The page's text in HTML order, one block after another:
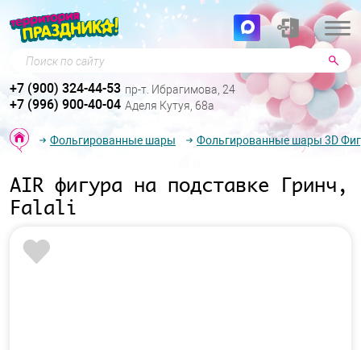
Поиск по сайту
+7 (900) 324-44-53 пр-т. Ибрагимова, 24
+7 (996) 900-40-04 Аделя Кутуя, 68а
Фольгированные шары Фольгированные шары 3D
AIR фигура на подставке Гринч,
Falali